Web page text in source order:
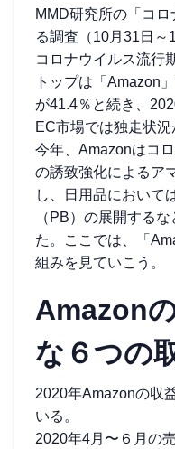
MMD研究所の「コ
る調査（10月31日～
コロナウイルス流行
トップは「Amazon
が41.4％と続き、
EC市場では独走状況
今年、Amazonはコ
の誘致強化によるア
し、日用品において
（PB）の展開する
た。ここでは、「
組みを見ていこう。
Amazon
な６つの
2020年Amazonの収
いる。
2020年4月〜６月の